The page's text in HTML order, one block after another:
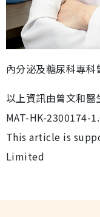
內分泌及糖尿科專科
以上資訊由曾文和醫
MAT-HK-2300174-
This article is
Limited